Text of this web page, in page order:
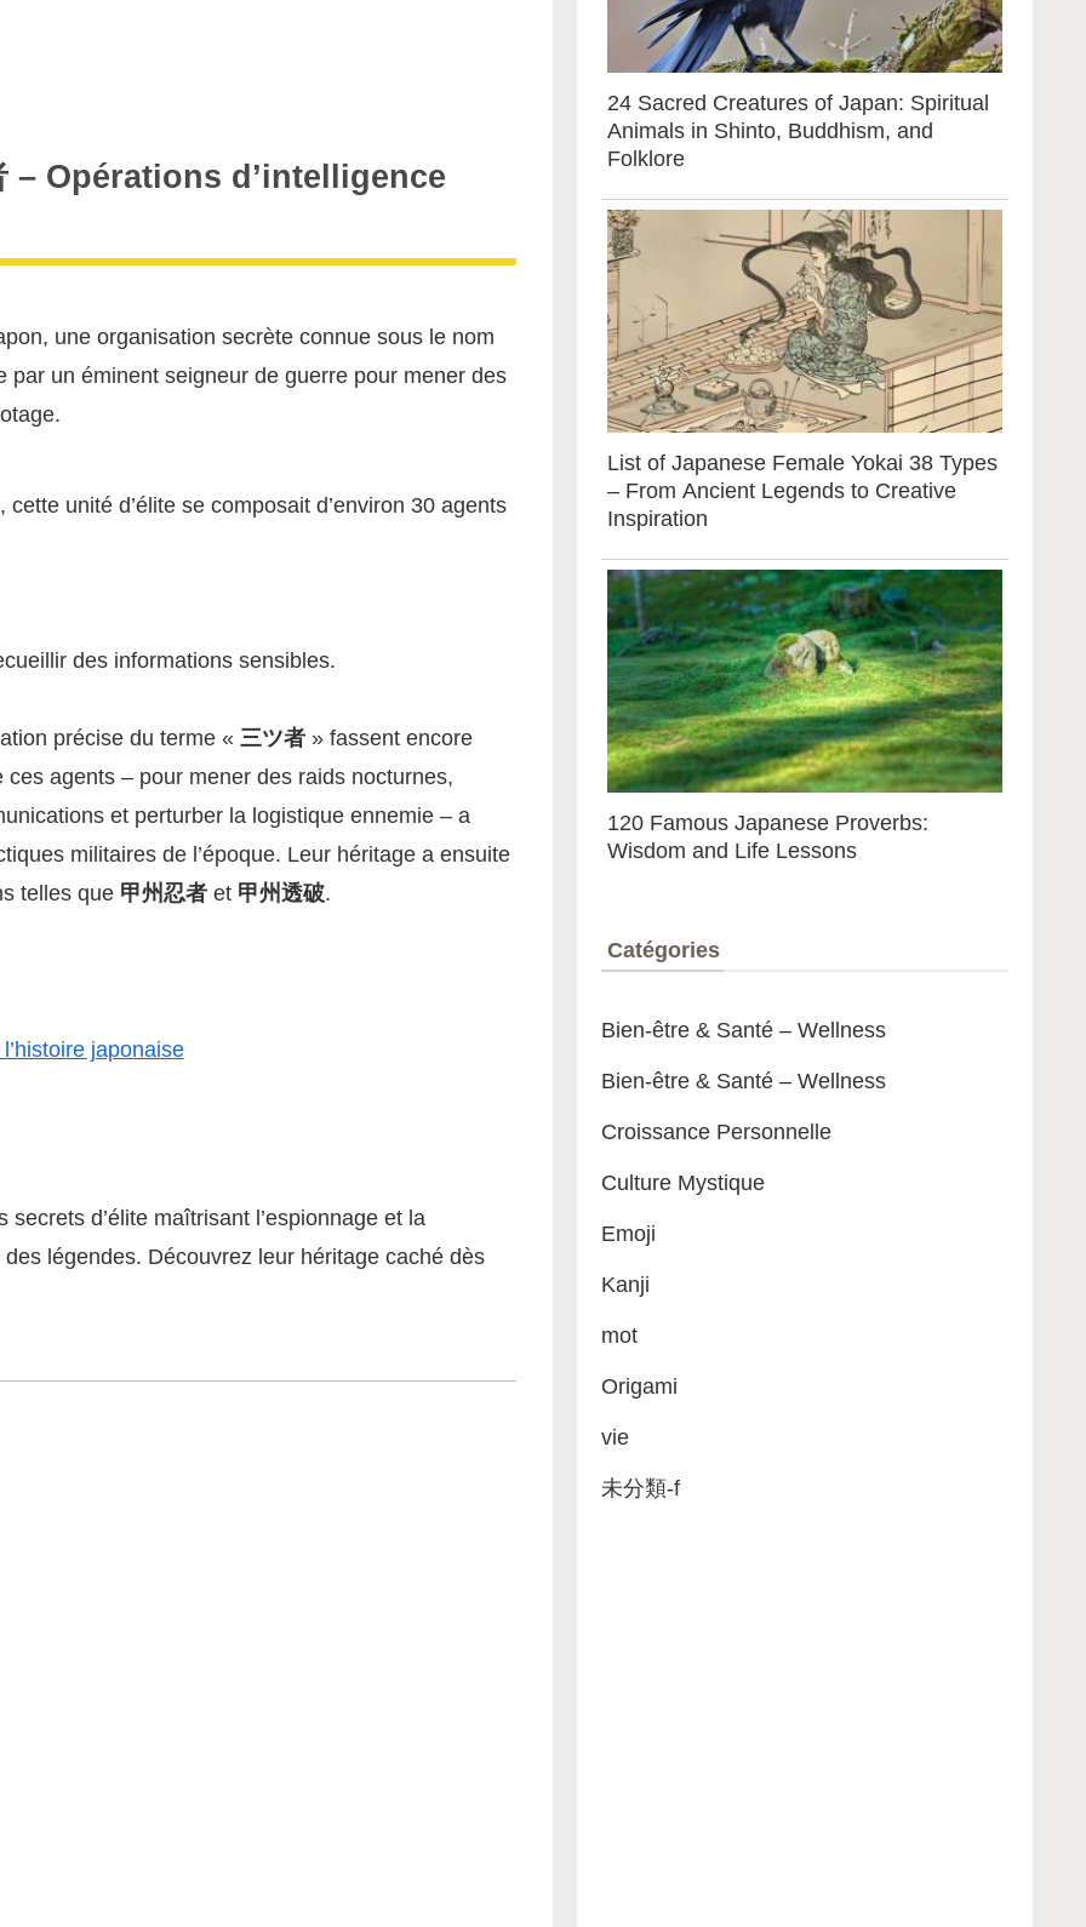
– Opérations d’intelligence
une organisation secrète connue sous le nom
un éminent seigneur de guerre pour mener des
unité d’élite se composait d’environ 30 agents
des informations sensibles.
précise du terme « 三ツ者 » fassent encore
agents – pour mener des raids nocturnes,
et perturber la logistique ennemie – a
militaires de l’époque. Leur héritage a ensuite
telles que 甲州忍者 et 甲州透破.
japonaise
d’élite maîtrisant l’espionnage et la
légendes. Découvrez leur héritage caché dès
24 Sacred Creatures of Japan: Spiritual
Animals in Shinto, Buddhism, and
Folklore
List of Japanese Female Yokai 38 Types
– From Ancient Legends to Creative
Inspiration
120 Famous Japanese Proverbs:
Wisdom and Life Lessons
Catégories
Bien-être & Santé – Wellness
Bien-être & Santé – Wellness
Croissance Personnelle
Culture Mystique
Emoji
Kanji
mot
Origami
vie
未分類-f